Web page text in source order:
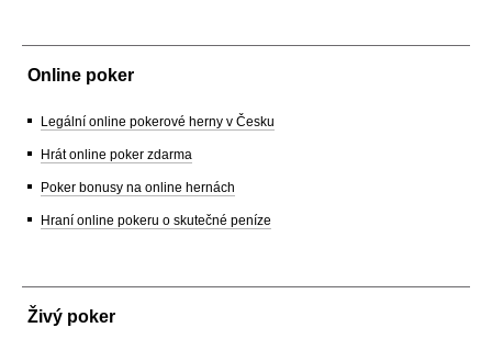
Online poker
Legální online pokerové herny v Česku
Hrát online poker zdarma
Poker bonusy na online hernách
Hraní online pokeru o skutečné peníze
Živý poker